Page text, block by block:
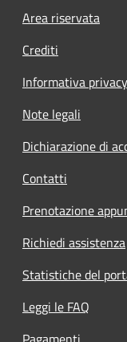
Footer
Area riservata
Crediti
Informativa privacy
Note legali
Dichiarazione di
Contatti
Prenotazione
Richiedi assistenza
Statistiche del
Leggi le FAQ